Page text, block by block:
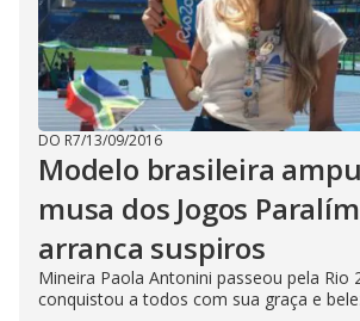
DO R7/13/09/2016
Modelo brasileira
musa dos Jogos
arranca suspiros
Mineira Paola Antonini passeou pela Rio
conquistou a todos com sua graça e